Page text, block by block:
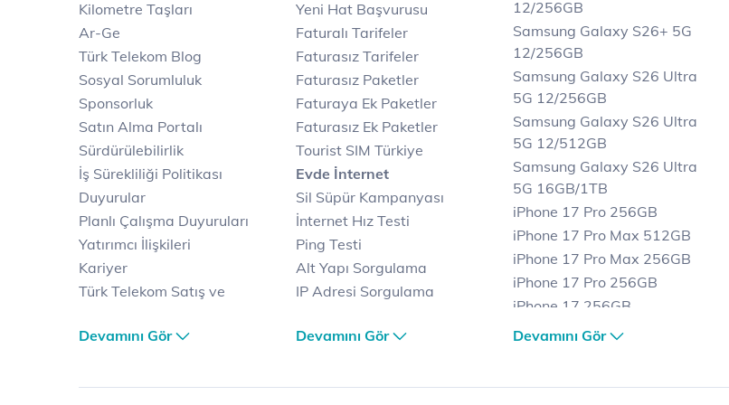
Kilometre Taşları
Ar-Ge
Türk Telekom Blog
Sosyal Sorumluluk
Sponsorluk
Satın Alma Portalı
Sürdürülebilirlik
İş Sürekliliği Politikası
Duyurular
Planlı Çalışma Duyuruları
Yatırımcı İlişkileri
Kariyer
Türk Telekom Satış ve
Türk Telekom Finansal
Türk Telekom Afet Tedbirleri
Devamını Gör
Yeni Hat Başvurusu
Faturalı Tarifeler
Faturasız Tarifeler
Faturasız Paketler
Faturaya Ek Paketler
Faturasız Ek Paketler
Tourist SIM Türkiye
Evde İnternet
Sil Süpür Kampanyası
İnternet Hız Testi
Ping Testi
Alt Yapı Sorgulama
IP Adresi Sorgulama
Avantajlı İnternet
Fiber İnternet
Devamını Gör
12/256GB
Samsung Galaxy S26+ 5G
12/256GB
Samsung Galaxy S26 Ultra
5G 12/256GB
Samsung Galaxy S26 Ultra
5G 12/512GB
Samsung Galaxy S26 Ultra
5G 16GB/1TB
iPhone 17 Pro 256GB
iPhone 17 Pro Max 512GB
iPhone 17 Pro Max 256GB
iPhone 17 Pro 256GB
iPhone 17 256GB
iPhone 17 Air 256GB
Devamını Gör